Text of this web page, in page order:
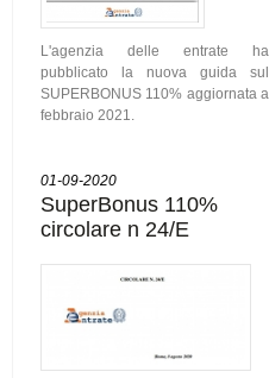
L'agenzia delle entrate ha
pubblicato la nuova guida sul
SUPERBONUS 110% aggiornata a
febbraio 2021.
01-09-2020
SuperBonus 110%
circolare n 24/E